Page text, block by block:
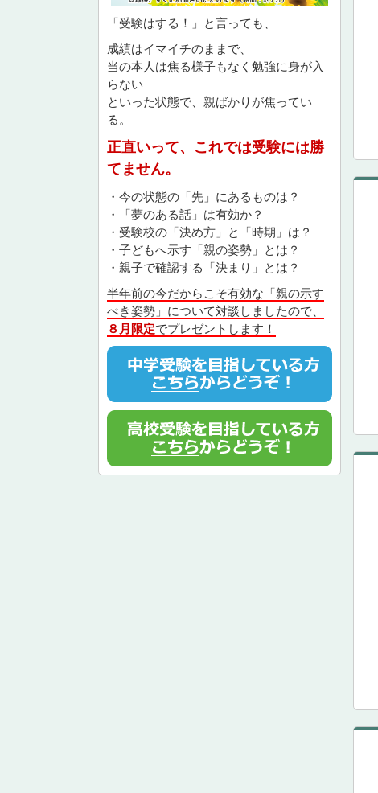
「受験はする！」と言っても、
成績はイマイチのままで、
当の本人は焦る様子もなく勉強に身が入
らない
といった状態で、親ばかりが焦ってい
る。
正直いって、これでは受験には勝
てません。
・今の状態の「先」にあるものは？
・「夢のある話」は有効か？
・受験校の「決め方」と「時期」は？
・子どもへ示す「親の姿勢」とは？
・親子で確認する「決まり」とは？
半年前の今だからこそ有効な「親の示す
べき姿勢」について対談しましたので、
８月限定でプレゼントします！